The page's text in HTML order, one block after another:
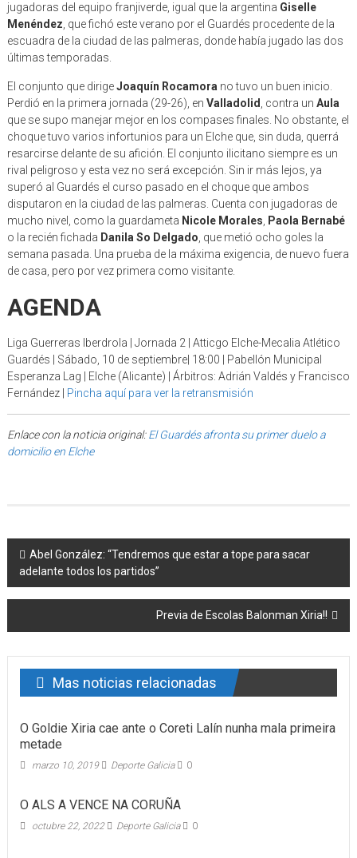
jugadoras del equipo franjiverde, igual que la argentina Giselle
Menéndez, que fichó este verano por el Guardés procedente de la
escuadra de la ciudad de las palmeras, donde había jugado las dos
últimas temporadas.
El conjunto que dirigeJoaquín Rocamorano tuvo un buen inicio.
Perdió en la primera jornada (29-26), en Valladolid, contra un Aula
que se supo manejar mejor en los compases finales. No obstante, el
choque tuvo varios infortunios para un Elche que, sin duda, querrá
resarcirse delante de su afición. El conjunto ilicitano siempre es un
rival peligroso y esta vez no será excepción. Sin ir más lejos, ya
superó al Guardés el curso pasado en el choque que ambos
disputaron en la ciudad de las palmeras. Cuenta con jugadoras de
mucho nivel, como la guardameta Nicole Morales, Paola Bernabé
o la recién fichada Danila So Delgado, que metió ocho goles la
semana pasada. Una prueba de la máxima exigencia, de nuevo fuera
de casa, pero por vez primera como visitante.
AGENDA
Liga Guerreras Iberdrola | Jornada 2 | Atticgo Elche-Mecalia Atlético
Guardés | Sábado, 10 de septiembre| 18:00 | Pabellón Municipal
Esperanza Lag | Elche (Alicante) | Árbitros: Adrián Valdés y Francisco
Fernández | Pincha aquí para ver la retransmisión
Enlace con la noticia original:El Guardés afronta su primer duelo a
domicilio en Elche
Post navigation
Abel González: “Tendremos que estar a tope para sacar
adelante todos los partidos”
Previa de Escolas Balonman Xiria!!
Mas noticias relacionadas
O Goldie Xiria cae ante o Coreti Lalín nunha mala primeira
metade
marzo 10, 2019 Deporte Galicia 0
O ALS A VENCE NA CORUÑA
octubre 22, 2022 Deporte Galicia 0